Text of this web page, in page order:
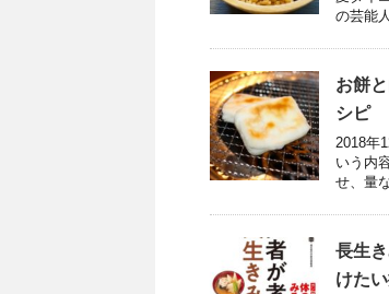
の芸能
お餅
シピ
2018年
いう内
せ、量
長生
けた